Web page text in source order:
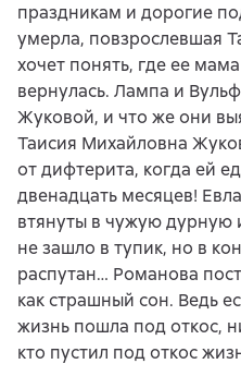
праздникам и дорогие
умерла, повзрослевшая
хочет понять, где ее
вернулась. Лампа и
Жуковой, и что же они
Таисия Михайловна
от дифтерита, когда ей
двенадцать месяцев!
втянуты в чужую дурную
не зашло в тупик, но в
распутан… Романова
как страшный сон. Ведь
жизнь пошла под откос,
кто пустил под откос